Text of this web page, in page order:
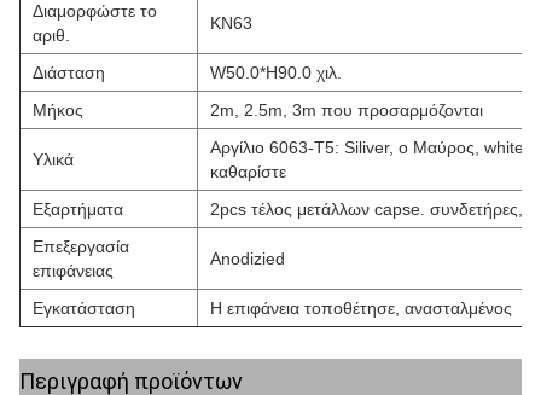
Διαμορφώστε το
αριθ.
KN63
Διάσταση
W50.0*H90.0 χιλ.
Μήκος
2m, 2.5m, 3m που προσαρμόζονται
Υλικά
Αργίλιο 6063-T5: Siliver, ο Μαύρος,
καθαρίστε
Εξαρτήματα
2pcs τέλος μετάλλων capse. συνδετήρες,
Επεξεργασία
επιφάνειας
Anodizied
Εγκατάσταση Η επιφάνεια τοποθέτησε, ανασταλμένος
Περιγραφή προϊόντων